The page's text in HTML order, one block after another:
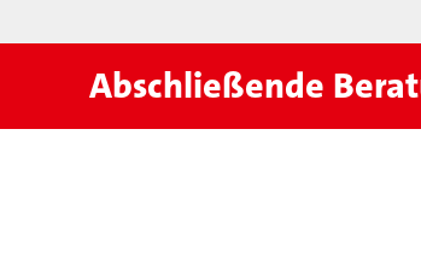
Abschließende